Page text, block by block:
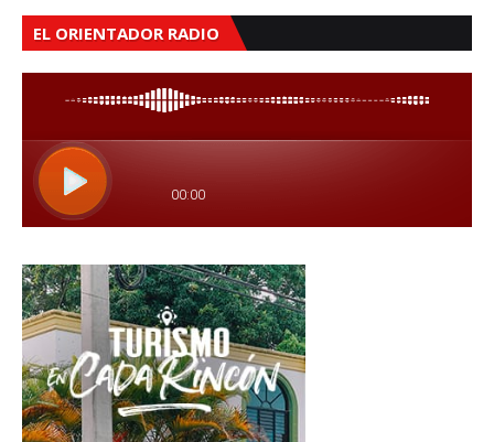
EL ORIENTADOR RADIO